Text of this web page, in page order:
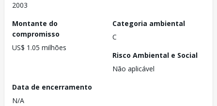
2003
Montante do
compromisso
US$ 1.05 milhões
Categoria ambiental
C
Risco Ambiental e Social
Não aplicável
Data de encerramento
N/A